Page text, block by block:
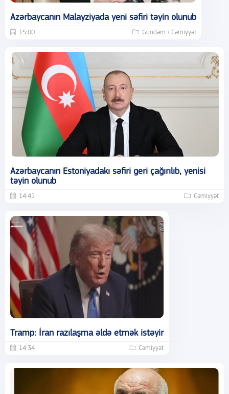
Azərbaycanın Malayziyada yeni səfiri təyin olunub
15:00 Gündəm / Cəmiyyət
Azərbaycanın Estoniyadakı səfiri geri çağırılıb, yenisi
təyin olunub
14:41 Cəmiyyət
Tramp: İran razılaşma əldə etmək istəyir
14:34 Cəmiyyət